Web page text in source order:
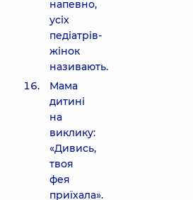
напевно,
усіх
педіатрів-
жінок
називають.
Мама
дитині
на
виклику:
«Дивись,
твоя
фея
приїхала».